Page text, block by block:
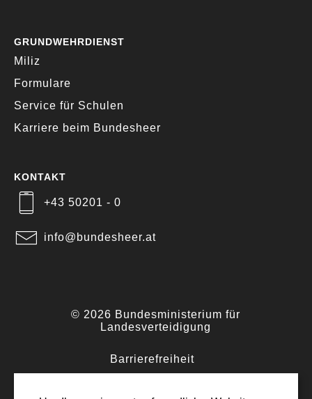
GRUNDWEHRDIENST
Miliz
Formulare
Service für Schulen
Karriere beim Bundesheer
KONTAKT
+43 50201 - 0
info@bundesheer.at
© 2026 Bundesministerium für
Landesverteidigung
Barrierefreiheit
·